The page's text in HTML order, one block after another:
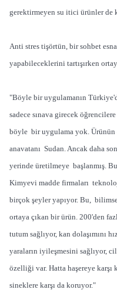
gerektirmeyen su itici ürünler de
Anti stres tişörtün, bir sohbet
yapabileceklerini tartışırken
"Böyle bir uygulamanın
sadece sınava girecek
böyle bir uygulama yok.
anavatanı Sudan. Ancak daha
yerinde üretilmeye başlanmış.
Kimyevi madde firmaları
birçok şeyler yapıyor. Bu,
ortaya çıkan bir ürün. 200'den
tutum sağlıyor, kan dolaşımını
yaraların iyileşmesini sağlıyor,
özelliği var. Hatta haşereye
sineklere karşı da koruyor."